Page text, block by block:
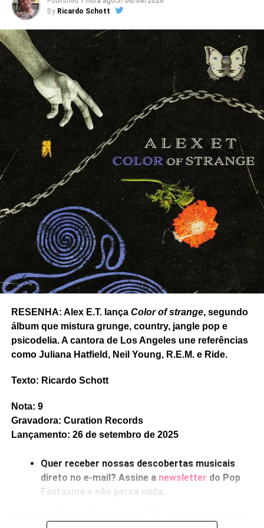
Com recordações de city pop, soft rock, música de
elevador, karaokês e cenas de filmes com gente cantando
sozinha acompanhada de um synth, o Pianocoquetel é
uma festa pop sarcástica, que segue com a new-bossa de
Silêncio constrangedor, o soul lento deOlha só(que fala
do esforço para ser visto vivo “nesse velho funeral” cheio
de valores cagados e tempos desperdiçados), o samba-
lounge mágico deAno inteiro(essa, soando como uma
suposta parceria entre Arnaldo Baptista e Guilherme
Arantes) e a valsa tóxica de Taekwondo.
Ouvimos : ttoró – Isca(EP)
Nessa base, o Pianocoquetel acaba lembrando bandas
como Sparks, que unem melodias contemplativas e
observações ferinas, como no tédio mortal deVai levar
um tempo pra voltare na blues ballad de elevador
Castelo de roupas pelo chão
. MasQue coisaainda tem a
impagável
São Longuinho e os três pulinhos , rock
lascado à moda de Ty Segall – embora as mudanças de
setentista deBaixa manutenção, com Viridiana dividindo
os vocais. Tudo montado com muito cuidado nas
melodias.
Fantasma funcionando todo dia.
E se ainda não assinou, dá tempo:
newslettere receba nossos posts direto no e-
mail.
By Ricardo Schott
RESENHA: Alex E.T. lança Color of strange, segundo
álbum que mistura grunge, country, jangle pop e
psicodelia. A cantora de Los Angeles une referências
como Juliana Hatfield, Neil Young, R.E.M. e Ride.
Texto: Ricardo Schott
Nota: 9
Gravadora: Curation Records
Lançamento: 26 de setembro de 2025
Quer receber nossas descobertas musicais
direto no e-mail? Assine a newsletter do Pop
Fantasma e não perca nada.